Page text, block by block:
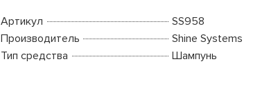
Артикул
SS958
Производитель
Shine Systems
Тип средства
Шампунь